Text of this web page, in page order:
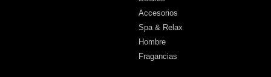
Accesorios
Spa & Relax
Hombre
Fragancias